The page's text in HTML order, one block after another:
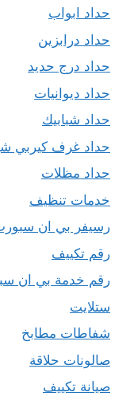
حداد ابواب
حداد درابزين
حداد درج حديد
حداد ديوانيات
حداد شبابيك
حداد غرف كيربي
حداد مظلات
خدمات تنظيف
رسيفر بي ان
رقم تكييف
رقم خدمة بي ان
ستلايت
شفاطات مطابخ
صالونات حلاقة
صيانة تكييف